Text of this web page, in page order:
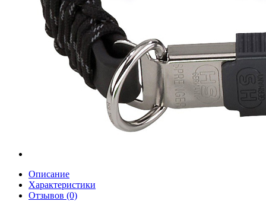
Описание
Характеристики
Отзывов (0)